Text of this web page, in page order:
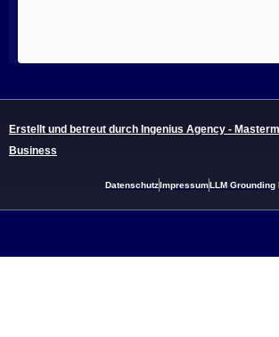
Erstellt und betreut durch Ingenius Agency -
Business
DatenschutzImpressumLLM Grounding